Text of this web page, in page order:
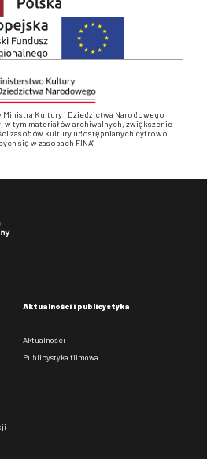
Kultury i Dziedzictwa Narodowego
w tym materiałów archiwalnych, zwiększenie
zasobów kultury udostępnianych cyfrowo
się w zasobach FINA”
Aktualności i publicystyka
Aktualności
Publicystyka filmowa